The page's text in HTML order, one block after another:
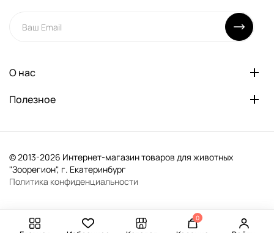
О нас
Полезное
© 2013-2026 Интернет-магазин товаров для животных
"Зоорегион", г. Екатеринбург
Политика конфиденциальности
0